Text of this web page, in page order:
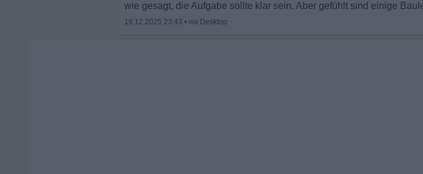
wie gesagt, die Aufgabe sollte klar sein. Aber gefühlt sind einige
19.12.2025 23:43 •